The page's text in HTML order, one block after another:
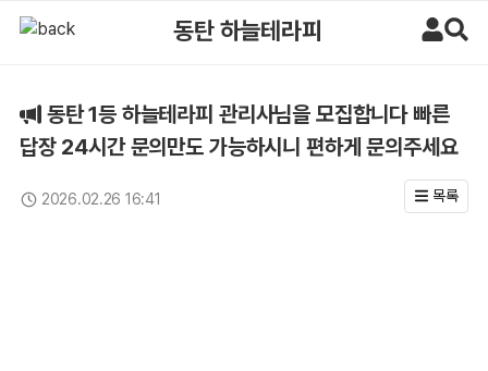
동탄 하늘테라피
동탄 1등 하늘테라피 관리사님을 모집합니다 빠른
답장 24시간 문의만도 가능하시니 편하게 문의주세요
2026.02.26 16:41
업데이트일
목록